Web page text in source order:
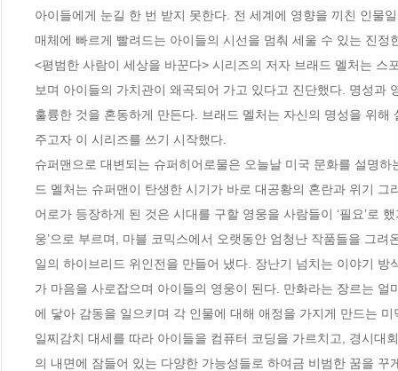
아이들에게 눈길 한 번 받지 못한다. 전 세계에 영향을 끼친 인물
매체에 빠르게 빨려드는 아이들의 시선을 멈춰 세울 수 있는 진정
<평범한 사람이 세상을 바꾼다> 시리즈의 저자 브래드 멜처는
보며 아이들의 가치관이 왜곡되어 가고 있다고 진단했다. 명성
훌륭한 것을 혼동하게 만든다. 브래드 멜처는 자신의 명성을 위
주고자 이 시리즈를 쓰기 시작했다.
슈퍼맨으로 대변되는 슈퍼히어로물은 오늘날 미국 문화를 설명
드 멜처는 슈퍼맨이 탄생한 시기가 바로 대공황의 혼란과 위기
어로가 등장하게 된 것은 시대를 구할 영웅을 사람들이 ‘필요’로
웅’으로 부르며, 마블 코믹스에서 오랫동안 엄청난 작품들을 그
일의 하이브리드 위인전을 만들어 냈다. 장난기 넘치는 이야기
가 마음을 사로잡으며 아이들의 영웅이 된다. 만화라는 장르는
에 닿아 감동을 일으키며 각 인물에 대해 애정을 가지게 만드는
일찌감치 대세를 따라 아이들을 컴퓨터 코딩을 가르치고, 경시대
의 내면에 잠들어 있는 다양한 가능성들로 하여금 비범한 꿈을